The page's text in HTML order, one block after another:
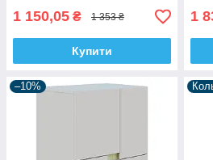
1 150,05 ₴ 1 353 ₴
Купити
1
–10%